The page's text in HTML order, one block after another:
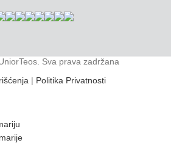
Sva prava zadržana
| Politika Privatnosti